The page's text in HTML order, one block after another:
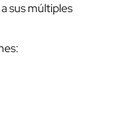
sus múltiples